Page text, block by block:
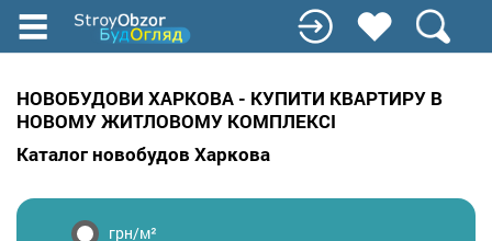
Перейти
до
вмісту
НОВОБУДОВИ ХАРКОВА - КУПИТИ КВАРТИРУ В
НОВОМУ ЖИТЛОВОМУ КОМПЛЕКСІ
Каталог новобудов Харкова
грн/м²